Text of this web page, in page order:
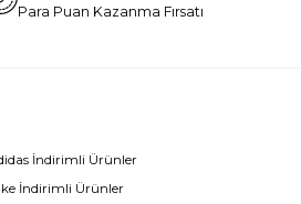
Para Puan Kazanma Fırsatı
İndirimli Ürünler
İndirimli Ürünler